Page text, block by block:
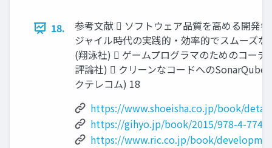
18.
参考文献  ソフトウェア品質を高める開発
ジャイル時代の実践的・効率的でスムーズ
(翔泳社)  ゲームプログラマのためのコーデ
評論社)  クリーンなコードへのSonarQube
クテレコム) 18
https://www.shoeisha.co.jp/book/
https://gihyo.jp/book/2015/978-4-
https://www.ric.co.jp/book/